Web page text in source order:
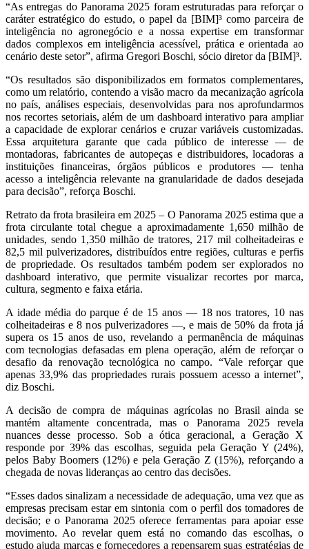
“As entregas do Panorama 2025 foram estruturadas para reforçar o
caráter estratégico do estudo, o papel da [BIM]³ como parceira de
inteligência no agronegócio e a nossa expertise em transformar
dados complexos em inteligência acessível, prática e orientada ao
cenário deste setor”, afirma Gregori Boschi, sócio diretor da [BIM]³.
“Os resultados são disponibilizados em formatos complementares,
como um relatório, contendo a visão macro da mecanização agrícola
no país, análises especiais, desenvolvidas para nos aprofundarmos
nos recortes setoriais, além de um dashboard interativo para ampliar
a capacidade de explorar cenários e cruzar variáveis customizadas.
Essa arquitetura garante que cada público de interesse — de
montadoras, fabricantes de autopeças e distribuidores, locadoras a
instituições financeiras, órgãos públicos e produtores — tenha
acesso a inteligência relevante na granularidade de dados desejada
para decisão”, reforça Boschi.
Retrato da frota brasileira em 2025 – O Panorama 2025 estima que a
frota circulante total chegue a aproximadamente 1,650 milhão de
unidades, sendo 1,350 milhão de tratores, 217 mil colheitadeiras e
82,5 mil pulverizadores, distribuídos entre regiões, culturas e perfis
de propriedade. Os resultados também podem ser explorados no
dashboard interativo, que permite visualizar recortes por marca,
cultura, segmento e faixa etária.
A idade média do parque é de 15 anos — 18 nos tratores, 10 nas
colheitadeiras e 8 nos pulverizadores —, e mais de 50% da frota já
supera os 15 anos de uso, revelando a permanência de máquinas
com tecnologias defasadas em plena operação, além de reforçar o
desafio da renovação tecnológica no campo. “Vale reforçar que
apenas 33,9% das propriedades rurais possuem acesso a internet”,
diz Boschi.
A decisão de compra de máquinas agrícolas no Brasil ainda se
mantém altamente concentrada, mas o Panorama 2025 revela
nuances desse processo. Sob a ótica geracional, a Geração X
responde por 39% das escolhas, seguida pela Geração Y (24%),
pelos Baby Boomers (12%) e pela Geração Z (15%), reforçando a
chegada de novas lideranças ao centro das decisões.
“Esses dados sinalizam a necessidade de adequação, uma vez que as
empresas precisam estar em sintonia com o perfil dos tomadores de
decisão; e o Panorama 2025 oferece ferramentas para apoiar esse
movimento. Ao revelar quem está no comando das escolhas, o
estudo ajuda marcas e fornecedores a repensarem suas estratégias de